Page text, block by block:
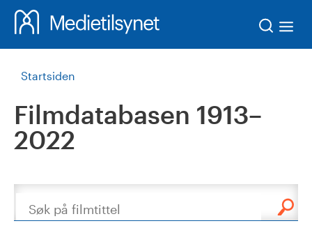
Startsiden
Filmdatabasen 1913–
2022
Søk